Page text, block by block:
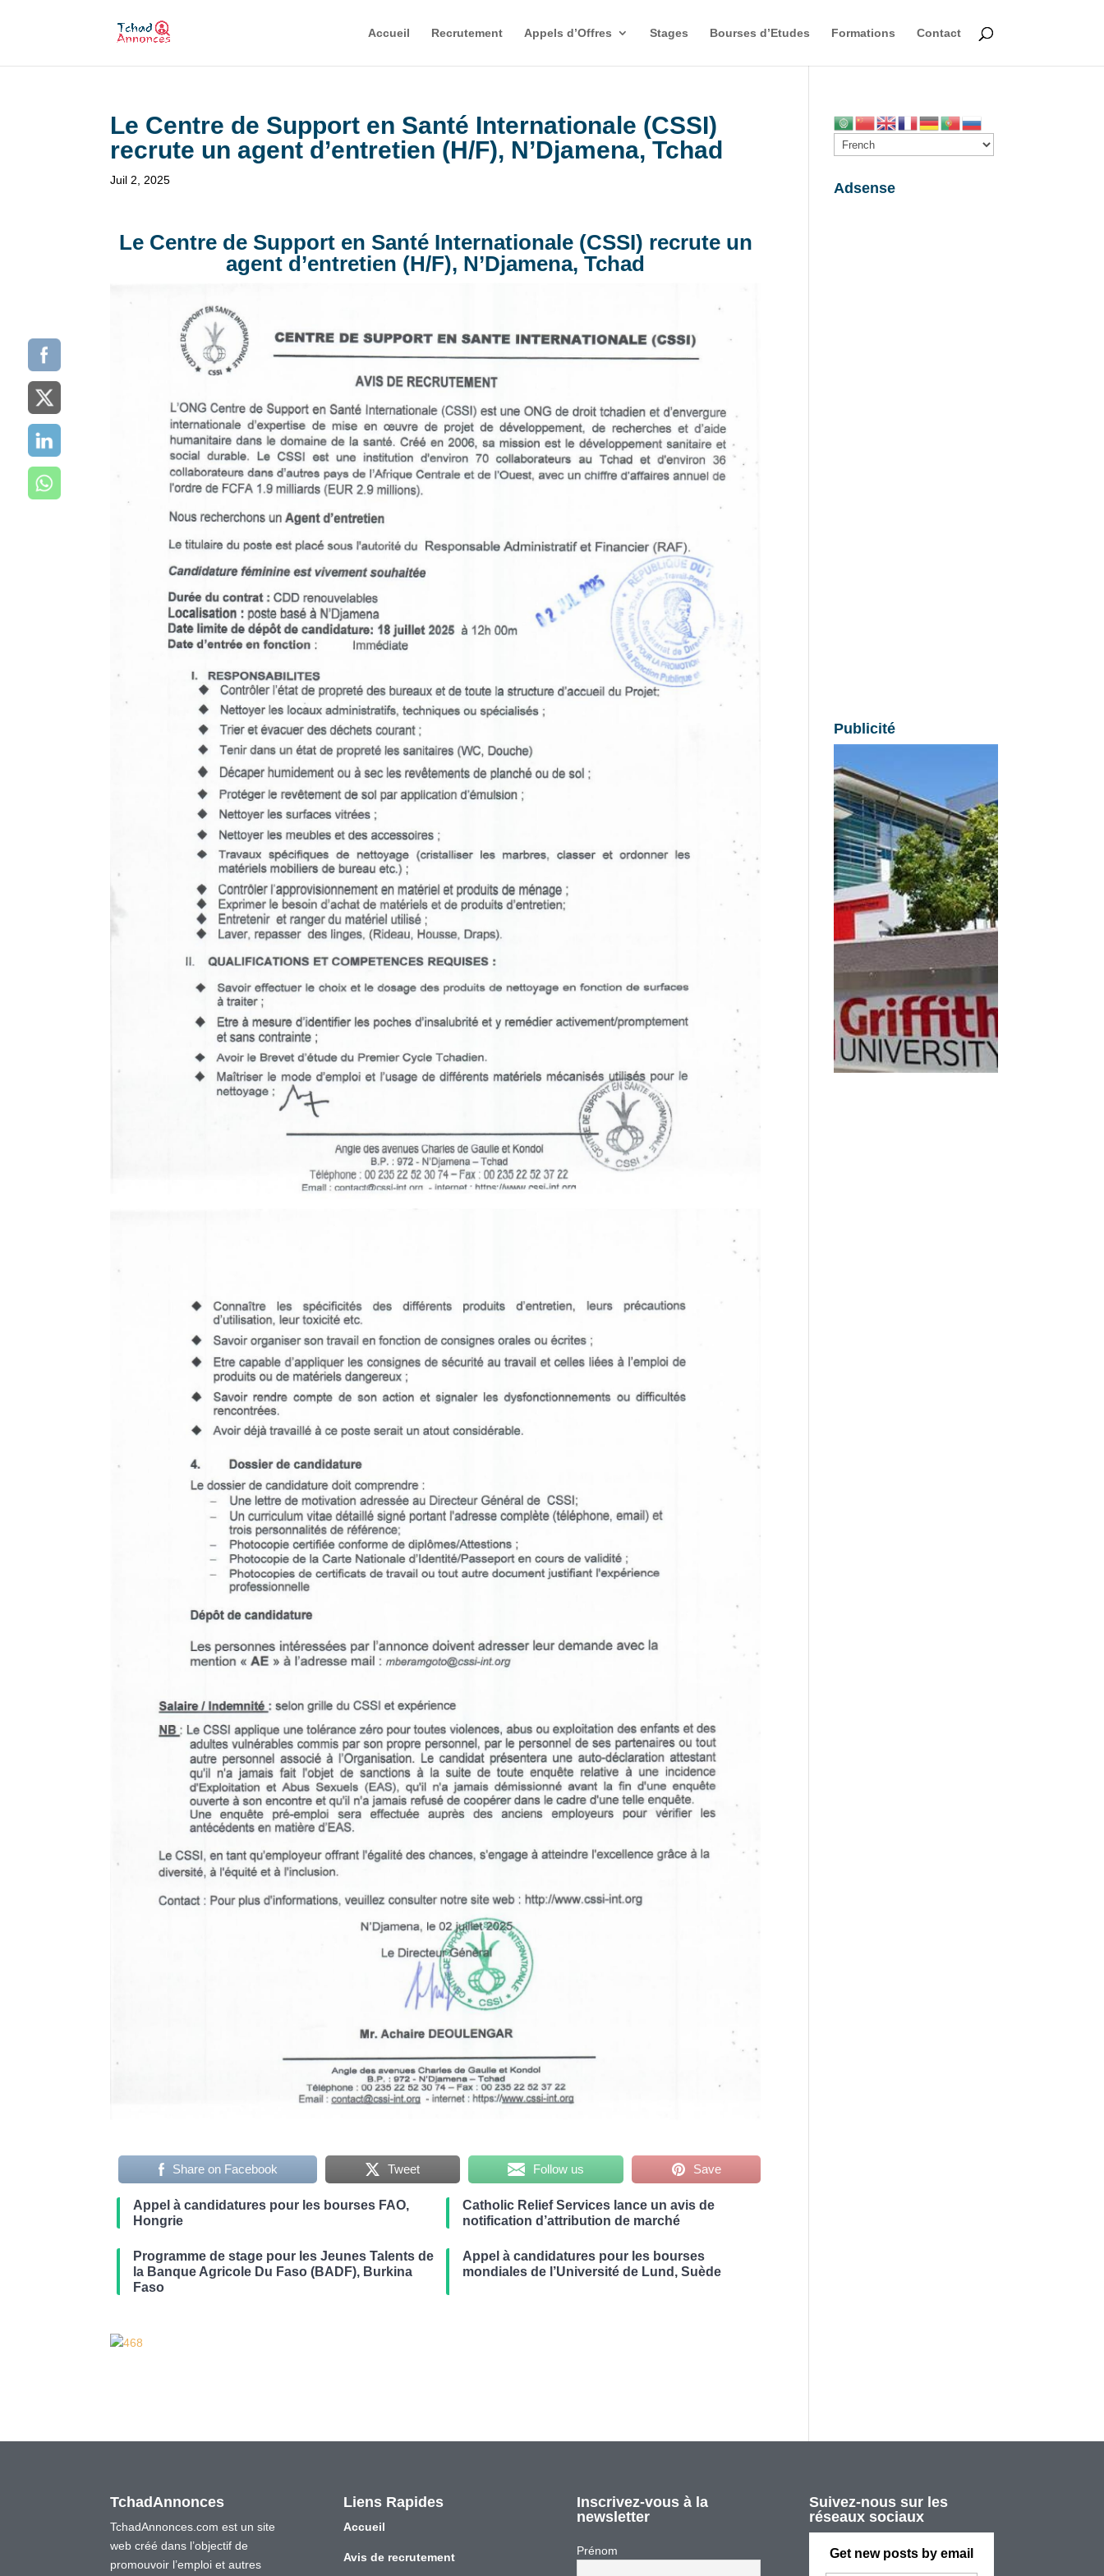
Accueil Recrutement Appels d’Offres Stages Bourses d’Etudes Formations Contact
Le Centre de Support en Santé Internationale (CSSI)
recrute un agent d’entretien (H/F), N’Djamena, Tchad
Juil 2, 2025
Le Centre de Support en Santé Internationale (CSSI) recrute un
agent d’entretien (H/F), N’Djamena, Tchad
Share on Facebook Tweet Follow us Save
Appel à candidatures pour les bourses FAO,
Hongrie
Catholic Relief Services lance un avis de
notification d’attribution de marché
Programme de stage pour les Jeunes Talents de
la Banque Agricole Du Faso (BADF), Burkina
Faso
Appel à candidatures pour les bourses
mondiales de l’Université de Lund, Suède
Adsense
Publicité
TchadAnnonces
TchadAnnonces.com est un site
web créé dans l’objectif de
promouvoir l’emploi et autres
Liens Rapides
Accueil
Avis de recrutement
Inscrivez-vous à la
newsletter
Prénom
Suivez-nous sur les
réseaux sociaux
Get new posts by email